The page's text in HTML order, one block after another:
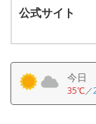
公式サイト
今日
35℃／